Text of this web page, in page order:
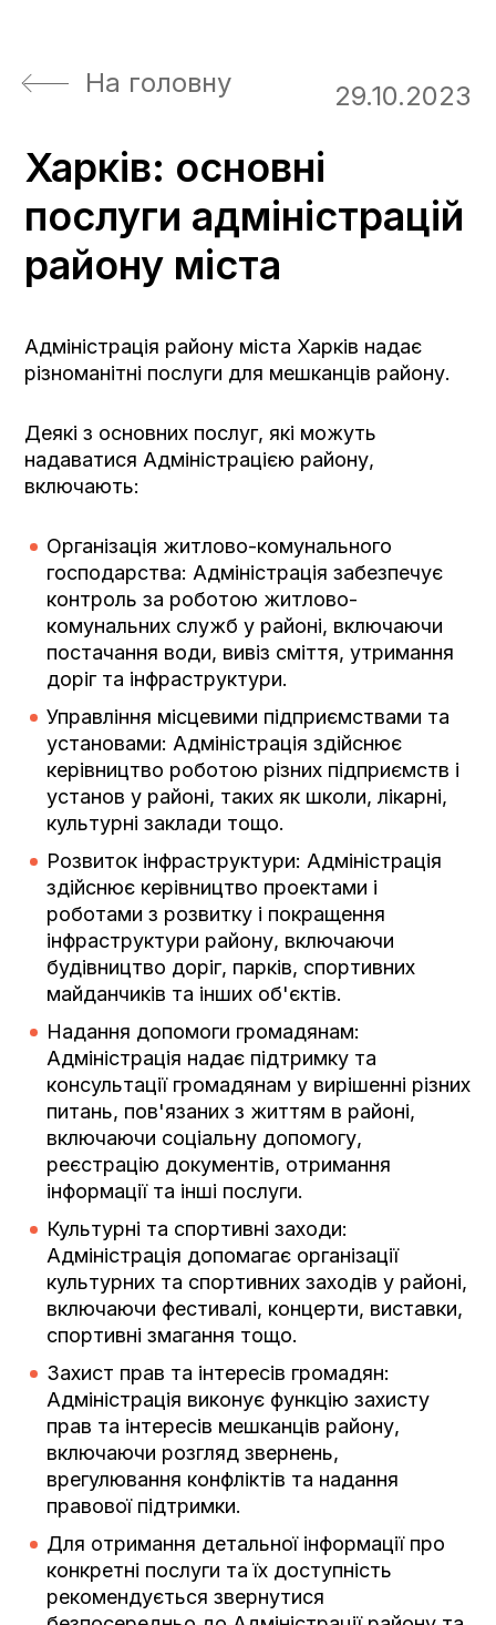
На головну
Харків: основні
послуги адміністрацій
району міста
29.10.2023
Адміністрація району міста Харків надає
різноманітні послуги для мешканців району.
Деякі з основних послуг, які можуть
надаватися Адміністрацією району,
включають:
Організація житлово-комунального
господарства: Адміністрація забезпечує
контроль за роботою житлово-
комунальних служб у районі, включаючи
постачання води, вивіз сміття, утримання
доріг та інфраструктури.
Управління місцевими підприємствами та
установами: Адміністрація здійснює
керівництво роботою різних підприємств і
установ у районі, таких як школи, лікарні,
культурні заклади тощо.
Розвиток інфраструктури: Адміністрація
здійснює керівництво проектами і
роботами з розвитку і покращення
інфраструктури району, включаючи
будівництво доріг, парків, спортивних
майданчиків та інших об'єктів.
Надання допомоги громадянам:
Адміністрація надає підтримку та
консультації громадянам у вирішенні різних
питань, пов'язаних з життям в районі,
включаючи соціальну допомогу,
реєстрацію документів, отримання
інформації та інші послуги.
Культурні та спортивні заходи:
Адміністрація допомагає організації
культурних та спортивних заходів у районі,
включаючи фестивалі, концерти, виставки,
спортивні змагання тощо.
Захист прав та інтересів громадян:
Адміністрація виконує функцію захисту
прав та інтересів мешканців району,
включаючи розгляд звернень,
врегулювання конфліктів та надання
правової підтримки.
Для отримання детальної інформації про
конкретні послуги та їх доступність
рекомендується звернутися